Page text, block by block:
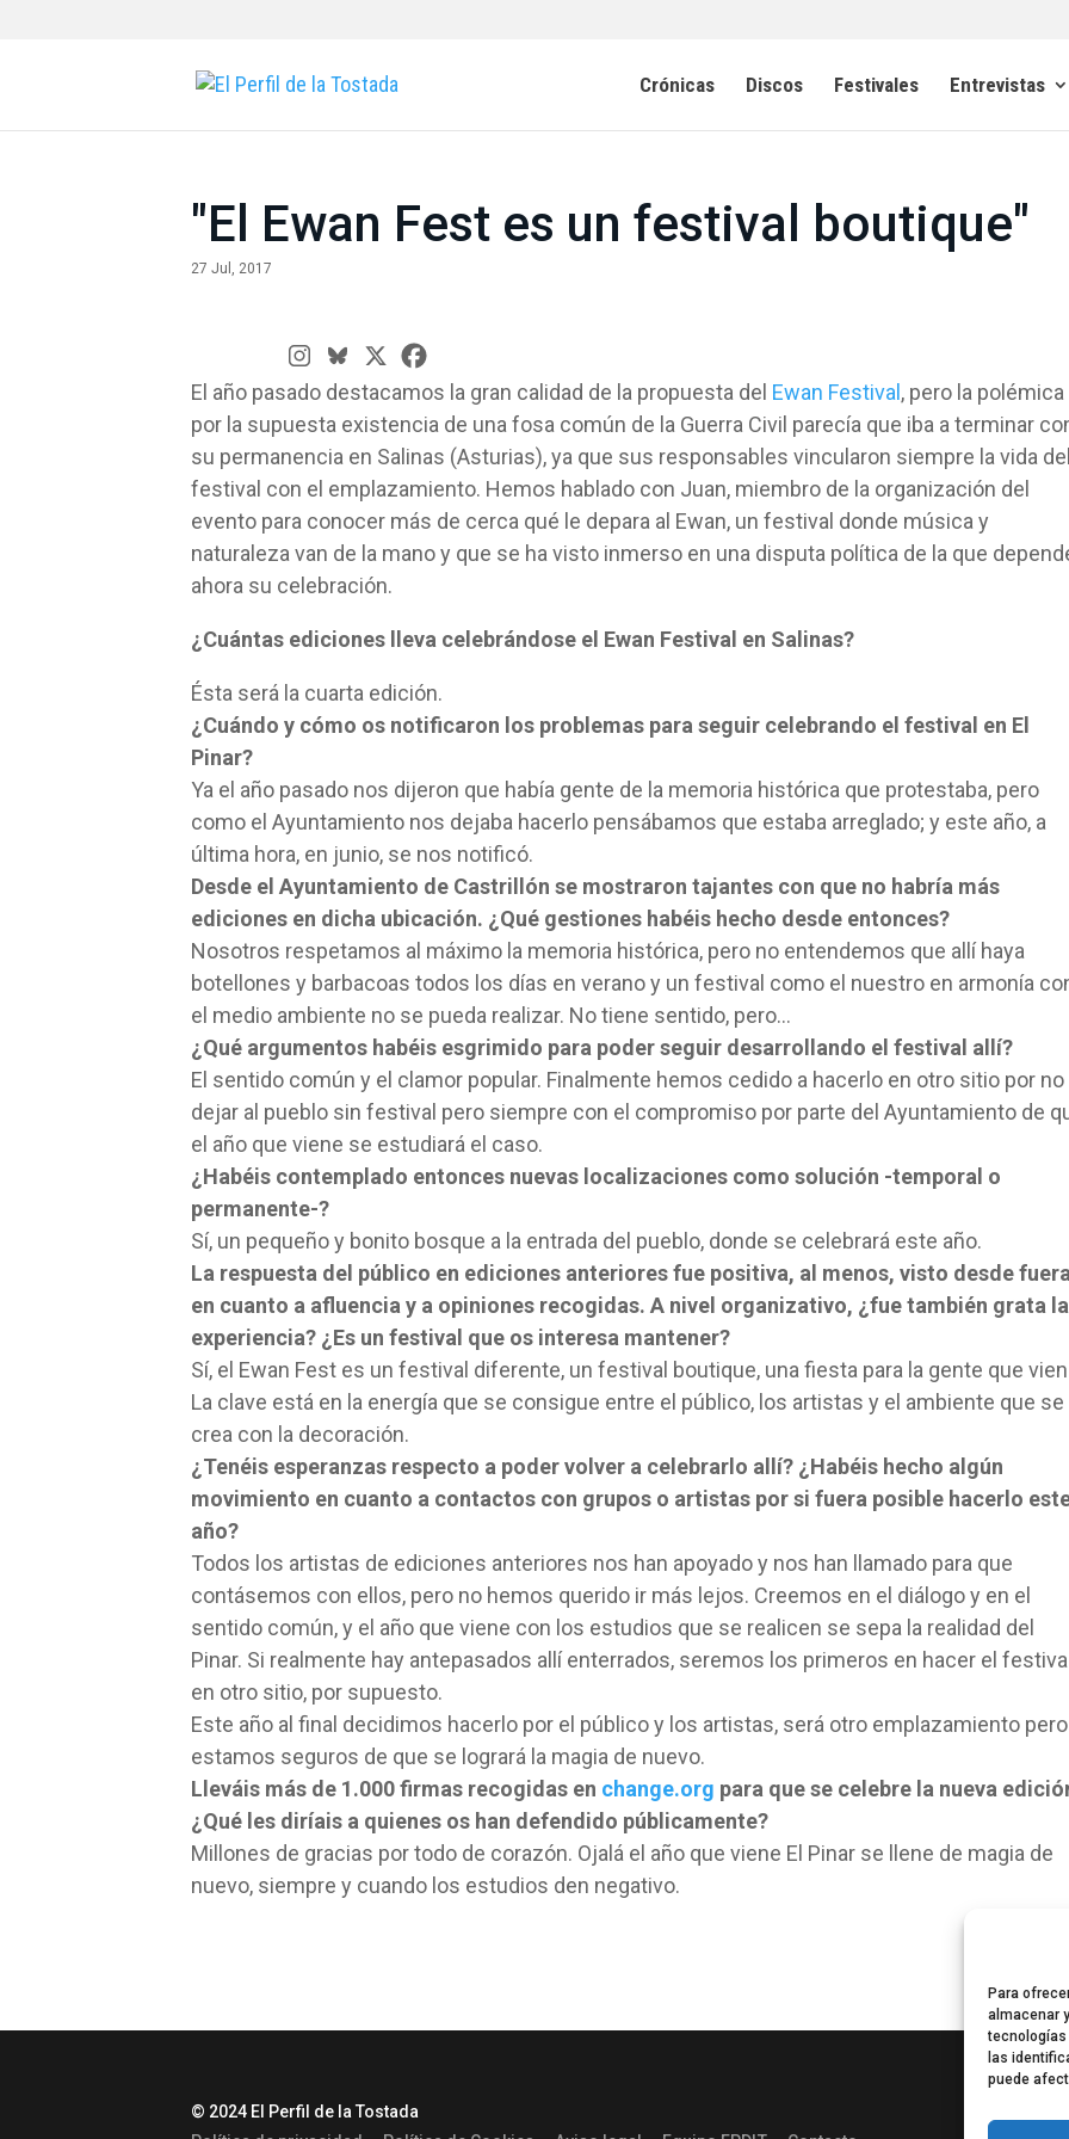
Para
almacenar
tecnologías
las
puede
Crónicas Discos Festivales Entrevistas
"El Ewan Fest es un festival boutique"
27 Jul, 2017
El año pasado destacamos la gran calidad de la propuesta del Ewan Festival , pero la polémica
por la supuesta existencia de una fosa común de la Guerra Civil parecía que iba a terminar
su permanencia en Salinas (Asturias), ya que sus responsables vincularon siempre la vida
festival con el emplazamiento. Hemos hablado con Juan, miembro de la organización del
evento para conocer más de cerca qué le depara al Ewan, un festival donde música y
naturaleza van de la mano y que se ha visto inmerso en una disputa política de la que
ahora su celebración.
¿Cuántas ediciones lleva celebrándose el Ewan Festival en Salinas?
Ésta será la cuarta edición.
¿Cuándo y cómo os notificaron los problemas para seguir celebrando el festival en El
Pinar?
Ya el año pasado nos dijeron que había gente de la memoria histórica que protestaba, pero
como el Ayuntamiento nos dejaba hacerlo pensábamos que estaba arreglado; y este año, a
última hora, en junio, se nos notificó.
Desde el Ayuntamiento de Castrillón se mostraron tajantes con que no habría más
ediciones en dicha ubicación. ¿Qué gestiones habéis hecho desde entonces?
Nosotros respetamos al máximo la memoria histórica, pero no entendemos que allí haya
botellones y barbacoas todos los días en verano y un festival como el nuestro en armonía
el medio ambiente no se pueda realizar. No tiene sentido, pero…
¿Qué argumentos habéis esgrimido para poder seguir desarrollando el festival allí?
El sentido común y el clamor popular. Finalmente hemos cedido a hacerlo en otro sitio por no
dejar al pueblo sin festival pero siempre con el compromiso por parte del Ayuntamiento de
el año que viene se estudiará el caso.
¿Habéis contemplado entonces nuevas localizaciones como solución -temporal o
permanente-?
Sí, un pequeño y bonito bosque a la entrada del pueblo, donde se celebrará este año.
La respuesta del público en ediciones anteriores fue positiva, al menos, visto desde
en cuanto a afluencia y a opiniones recogidas. A nivel organizativo, ¿fue también grata la
experiencia? ¿Es un festival que os interesa mantener?
Sí, el Ewan Fest es un festival diferente, un festival boutique, una fiesta para la gente que
La clave está en la energía que se consigue entre el público, los artistas y el ambiente que se
crea con la decoración.
¿Tenéis esperanzas respecto a poder volver a celebrarlo allí? ¿Habéis hecho algún
movimiento en cuanto a contactos con grupos o artistas por si fuera posible hacerlo
año?
Todos los artistas de ediciones anteriores nos han apoyado y nos han llamado para que
contásemos con ellos, pero no hemos querido ir más lejos. Creemos en el diálogo y en el
sentido común, y el año que viene con los estudios que se realicen se sepa la realidad del
Pinar. Si realmente hay antepasados allí enterrados, seremos los primeros en hacer el
en otro sitio, por supuesto.
Este año al final decidimos hacerlo por el público y los artistas, será otro emplazamiento pero
estamos seguros de que se logrará la magia de nuevo.
Lleváis más de 1.000 firmas recogidas en change.org para que se celebre la nueva
¿Qué les diríais a quienes os han defendido públicamente?
Millones de gracias por todo de corazón. Ojalá el año que viene El Pinar se llene de magia de
nuevo, siempre y cuando los estudios den negativo.
© 2024 El Perfil de la Tostada